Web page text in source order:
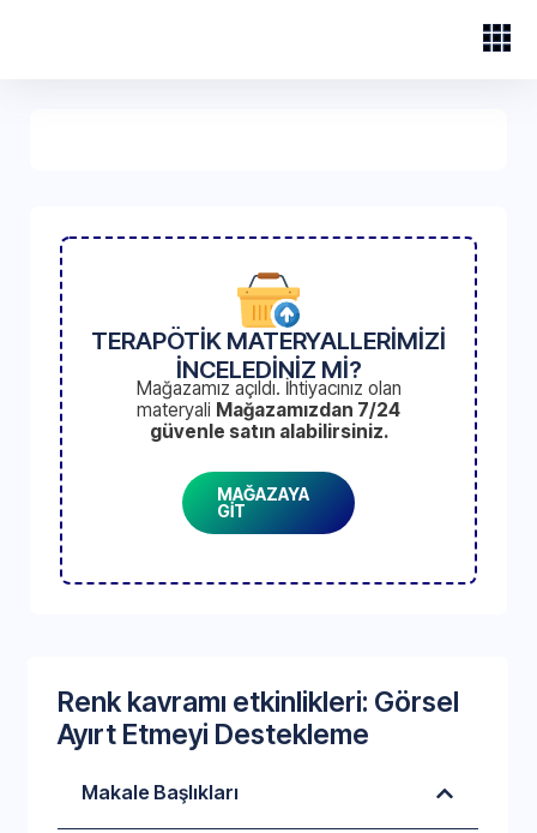
TERAPÖTİK MATERYALLERİMİZİ
İNCELEDİNİZ Mİ?
Mağazamız açıldı. İhtiyacınız olan
materyali Mağazamızdan 7/24
güvenle satın alabilirsiniz.
MAĞAZAYA
GİT
Renk kavramı etkinlikleri: Görsel
Ayırt Etmeyi Destekleme
Makale Başlıkları